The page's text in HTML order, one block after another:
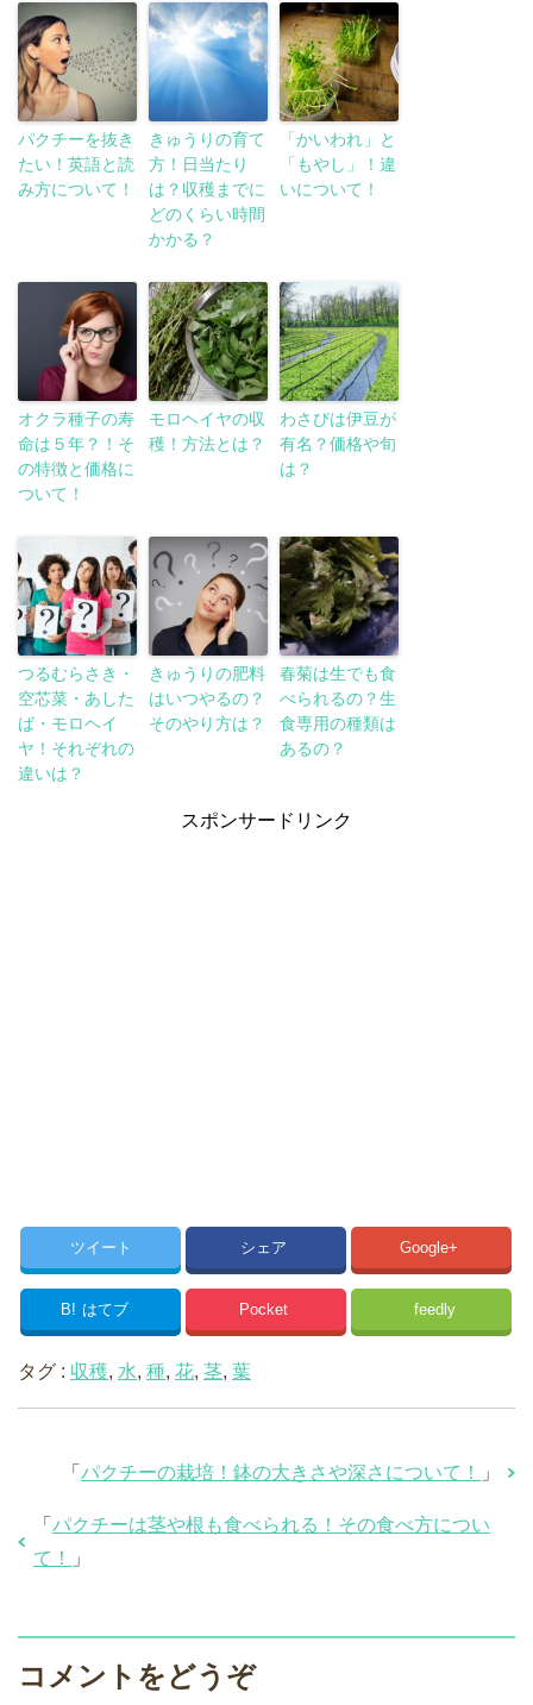
パクチーを抜き
たい！英語と読
み方について！
きゅうりの育て
方！日当たり
は？収穫までに
どのくらい時間
かかる？
「かいわれ」と
「もやし」！違
いについて！
オクラ種子の寿
命は５年？！そ
の特徴と価格に
ついて！
モロヘイヤの収
穫！方法とは？
わさびは伊豆が
有名？価格や旬
は？
つるむらさき・
空芯菜・あした
ば・モロヘイ
ヤ！それぞれの
違いは？
きゅうりの肥料
はいつやるの？
そのやり方は？
春菊は生でも食
べられるの？生
食専用の種類は
あるの？
スポンサードリンク
ツイート シェア Google+
B! はてブ Pocket feedly
タグ : 収穫, 水, 種, 花, 茎, 葉
「 パクチーの栽培！鉢の大きさや深さについて！ 」
「 パクチーは茎や根も食べられる！その食べ方につい
て！
」
コメントをどうぞ